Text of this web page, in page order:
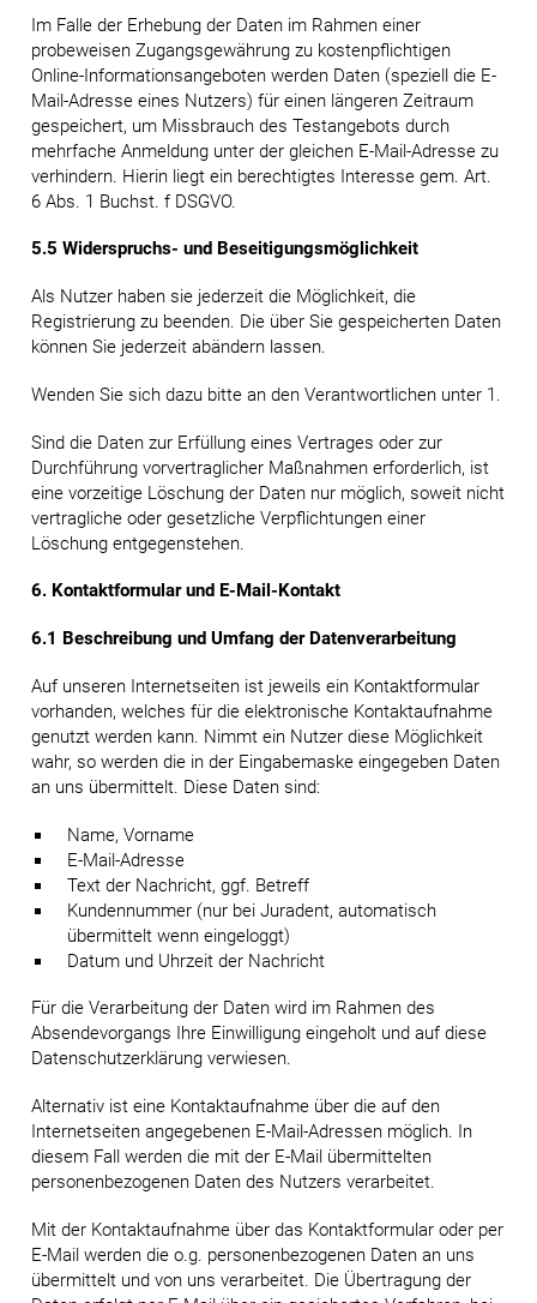
Im Falle der Erhebung der Daten im Rahmen einer
probeweisen Zugangsgewährung zu kostenpflichtigen
Online-Informationsangeboten werden Daten (speziell die E-
Mail-Adresse eines Nutzers) für einen längeren Zeitraum
gespeichert, um Missbrauch des Testangebots durch
mehrfache Anmeldung unter der gleichen E-Mail-Adresse zu
verhindern. Hierin liegt ein berechtigtes Interesse gem. Art.
6 Abs. 1 Buchst. f DSGVO.
5.5 Widerspruchs- und Beseitigungsmöglichkeit
Als Nutzer haben sie jederzeit die Möglichkeit, die
Registrierung zu beenden. Die über Sie gespeicherten Daten
können Sie jederzeit abändern lassen.
Wenden Sie sich dazu bitte an den Verantwortlichen unter 1.
Sind die Daten zur Erfüllung eines Vertrages oder zur
Durchführung vorvertraglicher Maßnahmen erforderlich, ist
eine vorzeitige Löschung der Daten nur möglich, soweit nicht
vertragliche oder gesetzliche Verpflichtungen einer
Löschung entgegenstehen.
6. Kontaktformular und E-Mail-Kontakt
6.1 Beschreibung und Umfang der Datenverarbeitung
Auf unseren Internetseiten ist jeweils ein Kontaktformular
vorhanden, welches für die elektronische Kontaktaufnahme
genutzt werden kann. Nimmt ein Nutzer diese Möglichkeit
wahr, so werden die in der Eingabemaske eingegeben Daten
an uns übermittelt. Diese Daten sind:
Name, Vorname
E-Mail-Adresse
Text der Nachricht, ggf. Betreff
Kundennummer (nur bei Juradent, automatisch
übermittelt wenn eingeloggt)
Datum und Uhrzeit der Nachricht
Für die Verarbeitung der Daten wird im Rahmen des
Absendevorgangs Ihre Einwilligung eingeholt und auf diese
Datenschutzerklärung verwiesen.
Alternativ ist eine Kontaktaufnahme über die auf den
Internetseiten angegebenen E-Mail-Adressen möglich. In
diesem Fall werden die mit der E-Mail übermittelten
personenbezogenen Daten des Nutzers verarbeitet.
Mit der Kontaktaufnahme über das Kontaktformular oder per
E-Mail werden die o.g. personenbezogenen Daten an uns
übermittelt und von uns verarbeitet. Die Übertragung der